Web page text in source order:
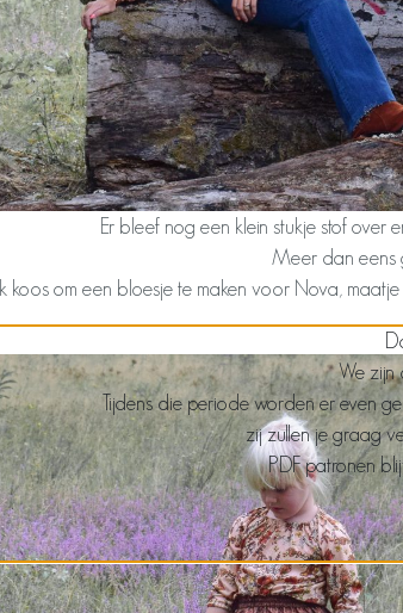
Er bleef nog een klein stukje stof
Meer dan eens
Ik koos om een bloesje te maken voor Nova,
We zijn
Tijdens die periode worden er even
zij zullen je graag
PDF patronen